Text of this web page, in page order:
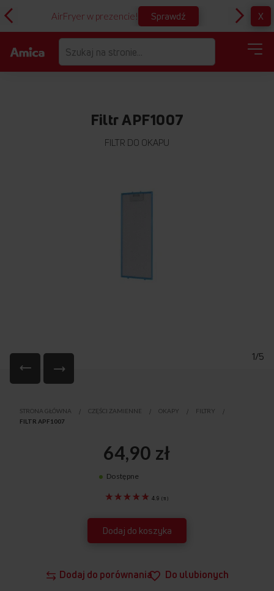
AirFryer w prezencie! Sprawdź X
Filtr APF1007
FILTR DO OKAPU
1/5
początek
STRONA GŁÓWNA CZĘŚCI ZAMIENNE OKAPY
FILTRY
FILTR APF1007
Dodaj do porównania Do ulubionych
4.9 (11 )
64,90 zł
Dostępne
Dodaj do koszyka